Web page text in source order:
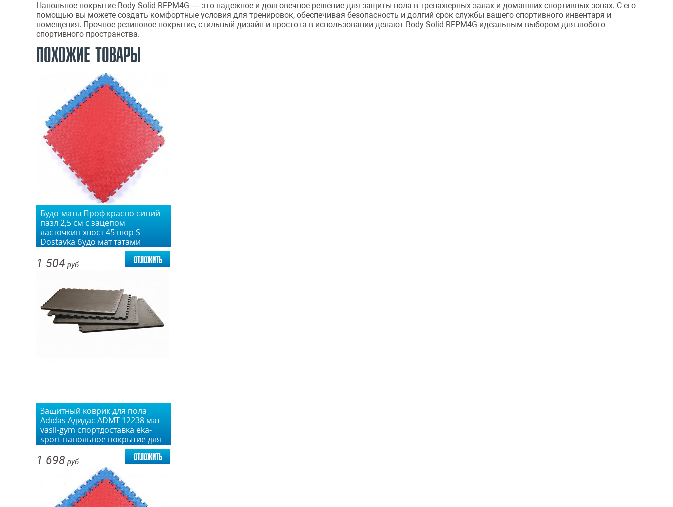
Напольное покрытие Body Solid RFPM4G — это надежное и долговечное решение для защиты пола в тренажерных залах и домашних спортивных зонах. С его
помощью вы можете создать комфортные условия для тренировок, обеспечивая безопасность и долгий срок службы вашего спортивного инвентаря и
помещения. Прочное резиновое покрытие, стильный дизайн и простота в использовании делают Body Solid RFPM4G идеальным выбором для любого
спортивного пространства.
ПОХОЖИЕ ТОВАРЫ
Будо-маты Проф красно синий
пазл 2,5 см с зацепом
ласточкин хвост 45 шор S-
Dostavka будо мат татами
рисовая соломка татами vasil
1 504 руб. отложить
Защитный коврик для пола
Adidas Адидас ADMT-12238 мат
vasil-gym спортдоставка eka-
sport напольное покрытие для
1 698 руб. отложить